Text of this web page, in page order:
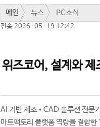
메인 뉴스 PC소식
전송 2026-05-19 12:42
위즈코어, 설계와 제
AI 기반 제조•CAD 솔루션 전문
마트팩토리 플랫폼 역량을 결합